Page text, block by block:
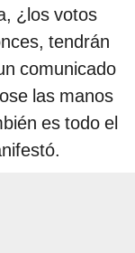
¿los votos
tendrán
comunicado
las manos
es todo el